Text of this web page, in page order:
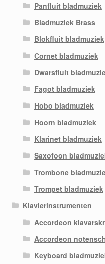
Panfluit bladmuziek
Bladmuziek Brass
Blokfluit bladmuziek
Cornet bladmuziek
Dwarsfluit
Fagot bladmuziek
Hobo bladmuziek
Hoorn bladmuziek
Klarinet bladmuziek
Saxofoon
Trombone
Trompet bladmuziek
Klavierinstrumenten
Accordeon
Accordeon
Keyboard